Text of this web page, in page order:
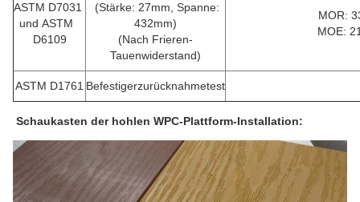
ASTM D7031
und ASTM
D6109
(Stärke: 27mm, Spanne:
432mm)
(Nach Frieren-
Tauenwiderstand)
MOR:
MOE:
ASTM D1761 Befestigerzurücknahmetest
Schaukasten der hohlen WPC-Plattform-Installation: